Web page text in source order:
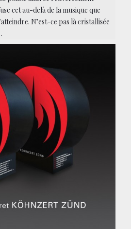
cet au-delà de la musique que
N’est-ce pas là cristallisée